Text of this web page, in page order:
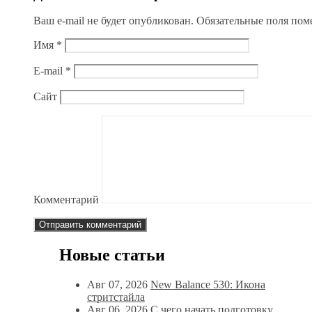
Ваш e-mail не будет опубликован. Обязательные поля
Имя *
E-mail *
Сайт
Комментарий
Новые статьи
Авг 07, 2026 New Balance 530: Икона
стритстайла
Авг 06, 2026 С чего начать подготовку